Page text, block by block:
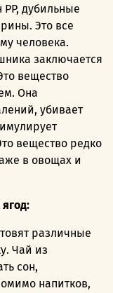
дубильные
Это все
человека.
заключается
вещество
Она
убивает
вещество редко
в овощах и
различные
Чай из
сон,
напитков,